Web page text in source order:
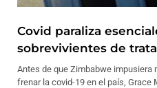
Covid paraliza
sobrevivientes de
Antes de que Zimbabwe impusiera
frenar la covid-19 en el país,